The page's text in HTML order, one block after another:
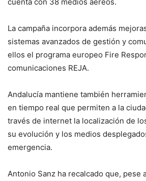
La campaña incorpora además
sistemas avanzados de gestión y
ellos el programa europeo Fire
comunicaciones REJA.
Andalucía mantiene también
en tiempo real que permiten a la
través de internet la localización de
su evolución y los medios
emergencia.
Antonio Sanz ha recalcado que, pese